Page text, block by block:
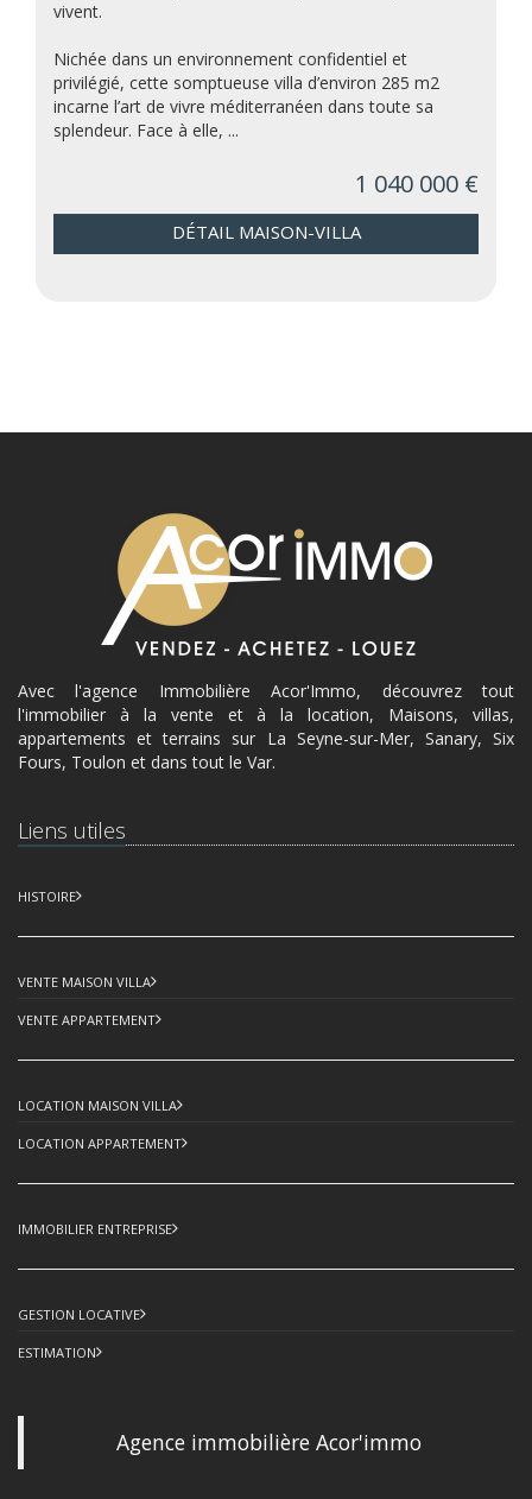
vivent.
Nichée dans un environnement confidentiel et
privilégié, cette somptueuse villa d’environ 285 m2
incarne l’art de vivre méditerranéen dans toute sa
splendeur. Face à elle, ...
1 040 000 €
DÉTAIL MAISON-VILLA
Avec l'agence Immobilière Acor'Immo, découvrez tout
l'immobilier à la vente et à la location, Maisons, villas,
appartements et terrains sur La Seyne-sur-Mer, Sanary, Six
Fours, Toulon et dans tout le Var.
Liens utiles
HISTOIRE
VENTE MAISON VILLA
VENTE APPARTEMENT
LOCATION MAISON VILLA
LOCATION APPARTEMENT
IMMOBILIER ENTREPRISE
GESTION LOCATIVE
ESTIMATION
Agence immobilière Acor'immo